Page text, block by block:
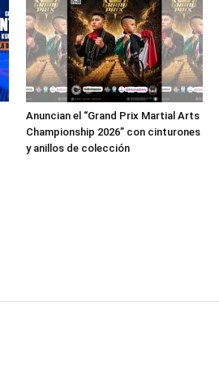
Anuncian el “Grand Prix Martial Arts
Championship 2026” con cinturones
y anillos de colección